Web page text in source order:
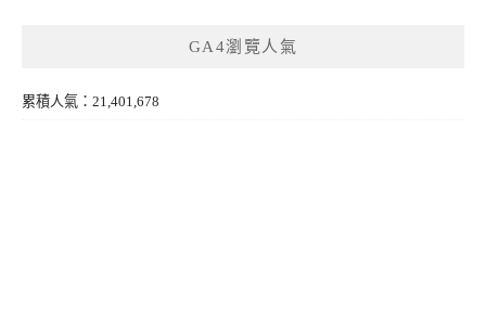
GA4瀏覽人氣
累積人氣：21,401,678